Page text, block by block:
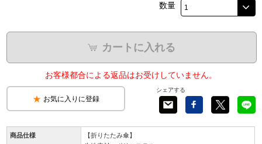
数量
カートに入れる
お客様都合による返品はお受けしていません。
お気に入りに登録
シェアする
商品仕様
【折りたたみ傘】